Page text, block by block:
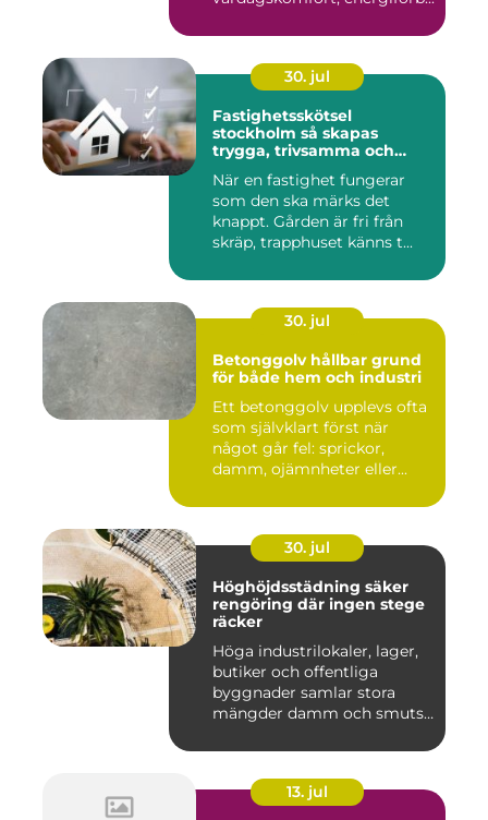
30. jul
Fastighetsskötsel
stockholm så skapas
trygga, trivsamma och
När en fastighet fungerar
som den ska märks det
knappt. Gården är fri från
skräp, trapphuset känns t...
30. jul
Betonggolv hållbar grund
för både hem och industri
Ett betonggolv upplevs ofta
som självklart först när
något går fel: sprickor,
damm, ojämnheter eller...
30. jul
Höghöjdsstädning säker
rengöring där ingen stege
räcker
Höga industrilokaler, lager,
butiker och offentliga
byggnader samlar stora
mängder damm och smuts
13. jul